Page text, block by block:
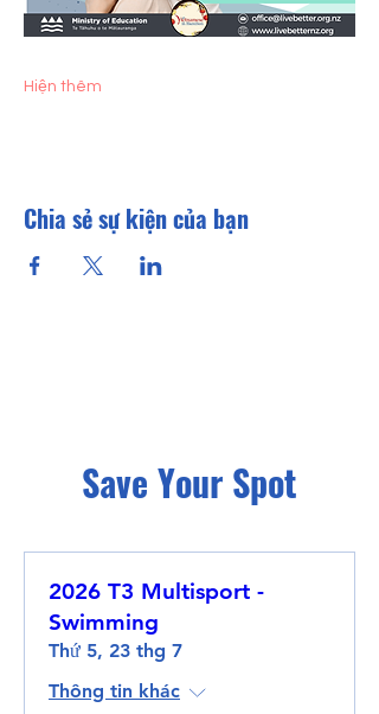
Hiện thêm
Chia sẻ sự kiện của bạn
Save Your Spot
2026 T3 Multisport -
Swimming
Thứ 5, 23 thg 7
Thông tin khác